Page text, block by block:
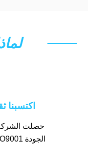
اكتسبنا
حصلت